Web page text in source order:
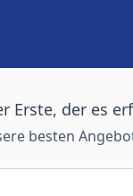
Erste, der es
besten